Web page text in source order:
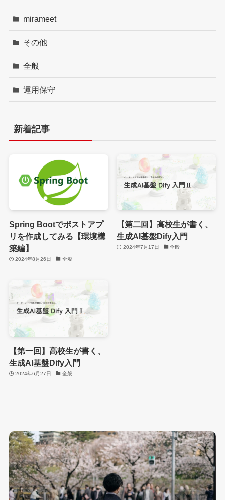
mirameet
その他
全般
運用保守
新着記事
Spring Bootでポストアプ
リを作成してみる【環境構
築編】
2024年8月26日 全般
【第二回】高校生が書く、
生成AI基盤Dify入門
2024年7月17日 全般
【第一回】高校生が書く、
生成AI基盤Dify入門
2024年6月27日 全般